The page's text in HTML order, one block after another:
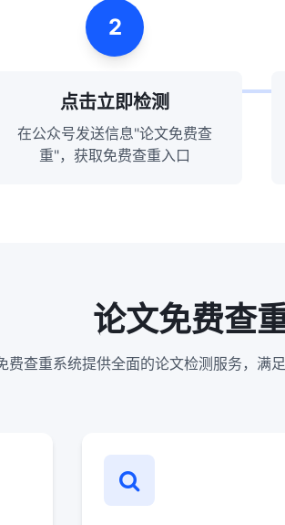
2
点击立即检测
在公众号发送信息"论文免费查
重"，获取免费查重入口
论文免费查
费查重系统提供全面的论文检测服务，满